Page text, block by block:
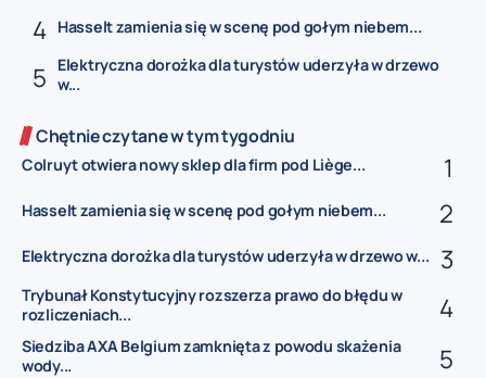
Hasselt zamienia się w scenę pod gołym niebem...
Elektryczna dorożka dla turystów uderzyła w drzewo
w...
Chętnie czytane w tym tygodniu
Colruyt otwiera nowy sklep dla firm pod Liège...
Hasselt zamienia się w scenę pod gołym niebem...
Elektryczna dorożka dla turystów uderzyła w drzewo w...
Trybunał Konstytucyjny rozszerza prawo do błędu w
rozliczeniach...
Siedziba AXA Belgium zamknięta z powodu skażenia
wody...